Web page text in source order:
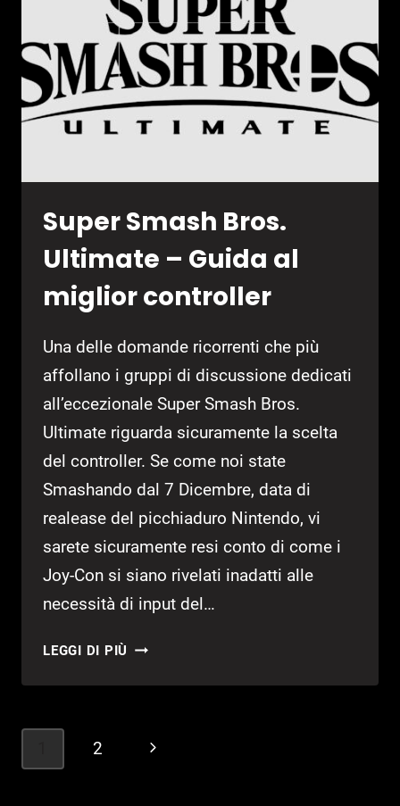
Super Smash Bros.
Ultimate – Guida al
miglior controller
Una delle domande ricorrenti che più
affollano i gruppi di discussione dedicati
all’eccezionale Super Smash Bros.
Ultimate riguarda sicuramente la scelta
del controller. Se come noi state
Smashando dal 7 Dicembre, data di
realease del picchiaduro Nintendo, vi
sarete sicuramente resi conto di come i
Joy-Con si siano rivelati inadatti alle
necessità di input del…
LEGGI DI PIÙ SUPER
BROS.
GUIDA
Navigazione
2
Pagina